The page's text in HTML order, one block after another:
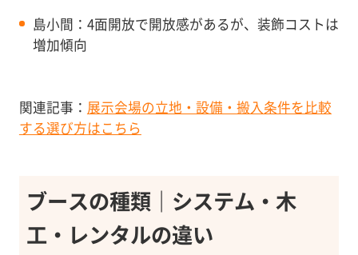
島小間：4面開放で開放感があるが、装飾コストは
増加傾向
関連記事： 展示会場の立地・設備・搬入条件を比較
する選び方はこちら
ブースの種類｜システム・木
工・レンタルの違い